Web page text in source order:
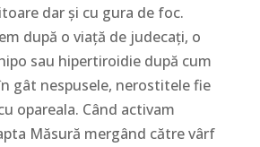
dar și cu gura de foc.
după o viață de judecați, o
sau hipertiroidie după cum
gât nespusele, nerostitele fie
opareala. Când activam
Măsură mergând către vârf